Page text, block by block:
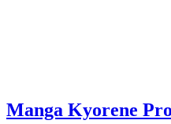
Manga Kyorene